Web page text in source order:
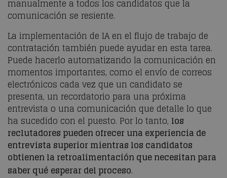
manualmente a todos los candidatos que la
comunicación se resiente.
La implementación de IA en el flujo de trabajo de
contratación también puede ayudar en esta tarea.
Puede hacerlo automatizando la comunicación en
momentos importantes, como el envío de correos
electrónicos cada vez que un candidato se
presenta, un recordatorio para una próxima
entrevista o una comunicación que detalle lo que
ha sucedido con el puesto. Por lo tanto, los
reclutadores pueden ofrecer una experiencia de
entrevista superior mientras los candidatos
obtienen la retroalimentación que necesitan para
saber qué esperar del proceso.